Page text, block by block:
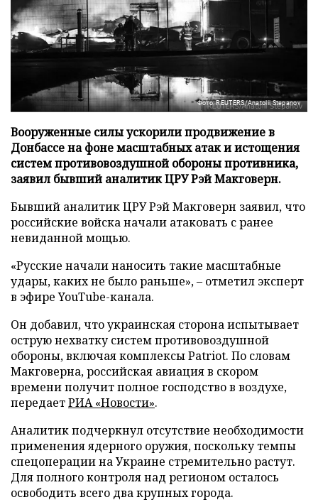
Фото: REUTERS/Anatolii Stepanov
Вооруженные силы ускорили продвижение в
Донбассе на фоне масштабных атак и истощения
систем противовоздушной обороны противника,
заявил бывший аналитик ЦРУ Рэй Макговерн.
Бывший аналитик ЦРУ Рэй Макговерн заявил, что
российские войска начали атаковать с ранее
невиданной мощью.
«Русские начали наносить такие масштабные
удары, каких не было раньше», – отметил эксперт
в эфире YouTube-канала.
Он добавил, что украинская сторона испытывает
острую нехватку систем противовоздушной
обороны, включая комплексы Patriot. По словам
Макговерна, российская авиация в скором
времени получит полное господство в воздухе,
передаетРИА «Новости».
Аналитик подчеркнул отсутствие необходимости
применения ядерного оружия, поскольку темпы
спецоперации на Украине стремительно растут.
Для полного контроля над регионом осталось
освободить всего два крупных города.